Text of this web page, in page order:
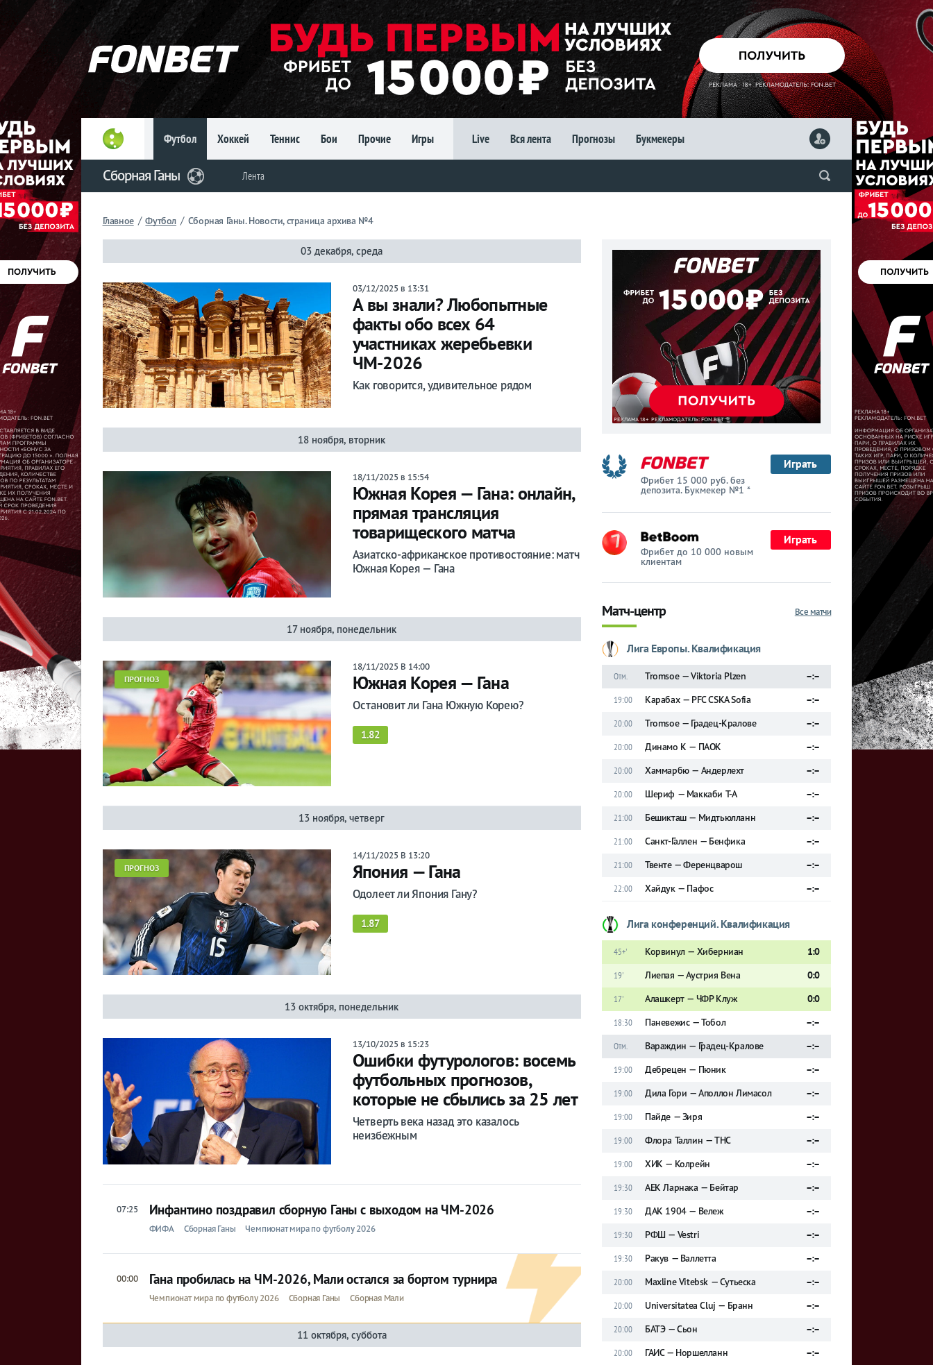
Футбол Хоккей Теннис Бои Прочие Игры Live Вся лента Прогнозы Букмекеры
Сборная Ганы Лента
Главное / Футбол / Сборная Ганы. Новости, страница архива №4
03 декабря, среда
03/12/2025 в 13:31
А вы знали? Любопытные
факты обо всех 64
участниках жеребьевки
ЧМ-2026
Как говорится, удивительное рядом
18 ноября, вторник
18/11/2025 в 15:54
Южная Корея — Гана: онлайн,
прямая трансляция
товарищеского матча
Азиатско-африканское противостояние: матч
Южная Корея — Гана
17 ноября, понедельник
ПРОГНОЗ
18/11/2025 В 14:00
Южная Корея — Гана
Остановит ли Гана Южную Корею?
1.82
13 ноября, четверг
ПРОГНОЗ
14/11/2025 В 13:20
Япония — Гана
Одолеет ли Япония Гану?
1.87
13 октября, понедельник
13/10/2025 в 15:23
Ошибки футурологов: восемь
футбольных прогнозов,
которые не сбылись за 25 лет
Четверть века назад это казалось
неизбежным
07:25 Инфантино поздравил сборную Ганы с выходом на ЧМ-2026
ФИФА Сборная Ганы Чемпионат мира по футболу 2026
00:00 Гана пробилась на ЧМ-2026, Мали остался за бортом турнира
Чемпионат мира по футболу 2026 Сборная Ганы Сборная Мали
11 октября, суббота
Фрибет 15 000 руб. без
депозита. Букмекер №1 *
Играть
Фрибет до 10 000 новым
клиентам
Играть
Все матчи
Матч-центр
Лига Европы. Квалификация
Отм. Tromsoe — Viktoria Plzen –:–
19:00 Карабах — PFC CSKA Sofia –:–
20:00 Tromsoe — Градец-Кралове –:–
20:00 Динамо К — ПАОК –:–
20:00 Хаммарбю — Андерлехт –:–
20:00 Шериф — Маккаби Т-А –:–
21:00 Бешикташ — Мидтьюлланн –:–
21:00 Санкт-Галлен — Бенфика –:–
21:00 Твенте — Ференцварош –:–
22:00 Хайдук — Пафос –:–
Лига конференций. Квалификация
45+' Корвинул — Хиберниан 1:0
19' Лиепая — Аустрия Вена 0:0
17' Алашкерт — ЧФР Клуж 0:0
18:30 Паневежис — Тобол –:–
Отм. Вараждин — Градец-Кралове –:–
19:00 Дебрецен — Пюник –:–
19:00 Дила Гори — Аполлон Лимасол –:–
19:00 Пайде — Зиря –:–
19:00 Флора Таллин — ТНС –:–
19:00 ХИК — Колрейн –:–
19:30 АЕК Ларнака — Бейтар –:–
19:30 ДАК 1904 — Вележ –:–
19:30 РФШ — Vestri –:–
19:30 Ракув — Валлетта –:–
20:00 Maxline Vitebsk — Сутьеска –:–
20:00 Universitatea Cluj — Бранн –:–
20:00 БАТЭ — Сьон –:–
20:00 ГАИС — Норшелланн –:–
Главное
Фрибет
до 15
000 ₽
Новым
игрокам, без
условий
Футбол
Сборная
Ганы
Лента
Прогнозы
на спорт
Букмекеры
Хоккей
Теннис
Бои
Прочие
Игры